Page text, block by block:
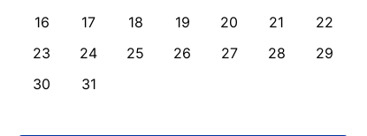
16
17 18 19 20 21
22
23
24 25 26 27 28
29
30
31